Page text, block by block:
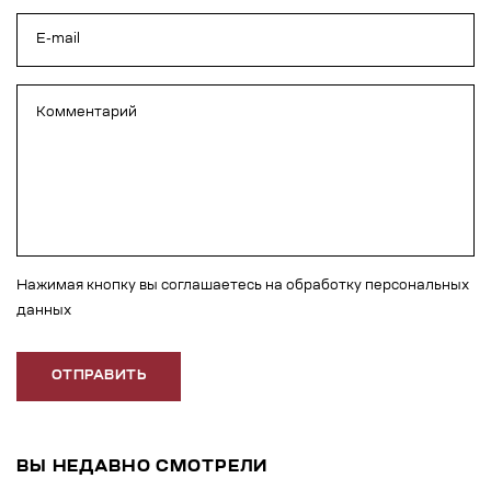
Нажимая кнопку вы соглашаетесь на обработку персональных
данных
ОТПРАВИТЬ
ВЫ НЕДАВНО СМОТРЕЛИ